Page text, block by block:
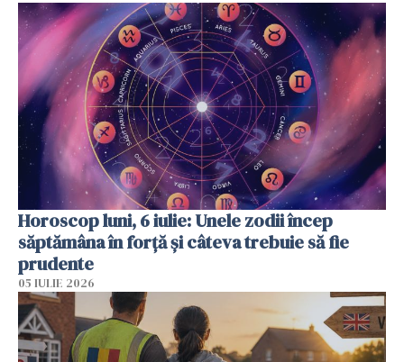
Horoscop luni, 6 iulie: Unele zodii încep
săptămâna în forță și câteva trebuie să fie
prudente
05 IULIE 2026